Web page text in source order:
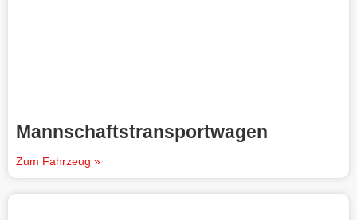
Mannschaftstransportwagen
Zum Fahrzeug »